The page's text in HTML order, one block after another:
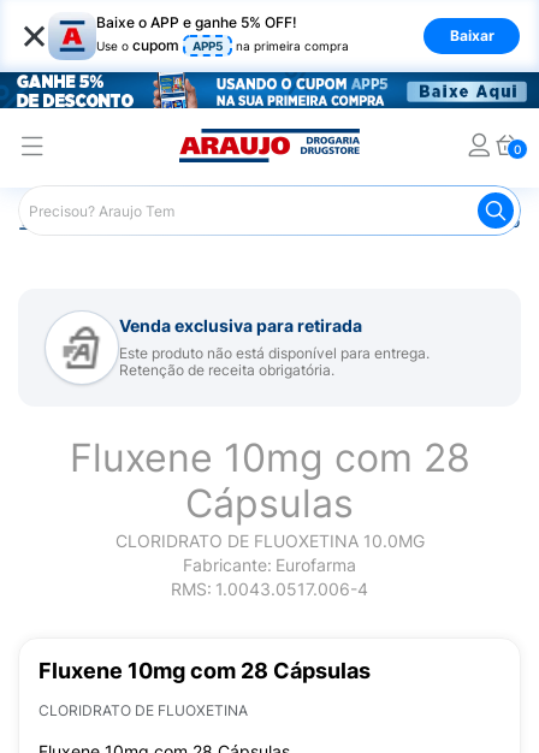
× Baixe o APP e ganhe 5% OFF!
Use o cupom APP5 na primeira compra
Baixar
0
Araujo Medicamentos Remédio para Sistema Nervoso
Venda exclusiva para retirada
Este produto não está disponível para entrega.
Retenção de receita obrigatória.
Fluxene 10mg com 28
Cápsulas
CLORIDRATO DE FLUOXETINA 10.0MG
Fabricante: Eurofarma
RMS: 1.0043.0517.006-4
Fluxene 10mg com 28 Cápsulas
CLORIDRATO DE FLUOXETINA